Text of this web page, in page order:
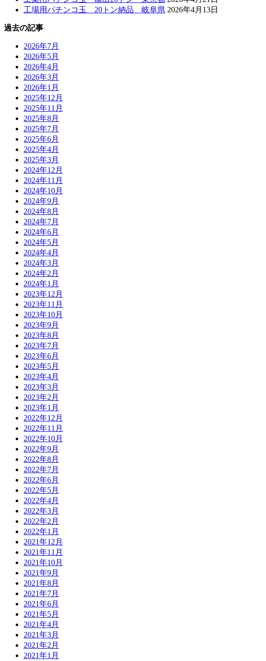
工場用パチンコ玉 20トン納品 岐阜県 2026年4月13日
過去の記事
2026年7月
2026年5月
2026年4月
2026年3月
2026年1月
2025年12月
2025年11月
2025年8月
2025年7月
2025年6月
2025年4月
2025年3月
2024年12月
2024年11月
2024年10月
2024年9月
2024年8月
2024年7月
2024年6月
2024年5月
2024年4月
2024年3月
2024年2月
2024年1月
2023年12月
2023年11月
2023年10月
2023年9月
2023年8月
2023年7月
2023年6月
2023年5月
2023年4月
2023年3月
2023年2月
2023年1月
2022年12月
2022年11月
2022年10月
2022年9月
2022年8月
2022年7月
2022年6月
2022年5月
2022年4月
2022年3月
2022年2月
2022年1月
2021年12月
2021年11月
2021年10月
2021年9月
2021年8月
2021年7月
2021年6月
2021年5月
2021年4月
2021年3月
2021年2月
2021年1月